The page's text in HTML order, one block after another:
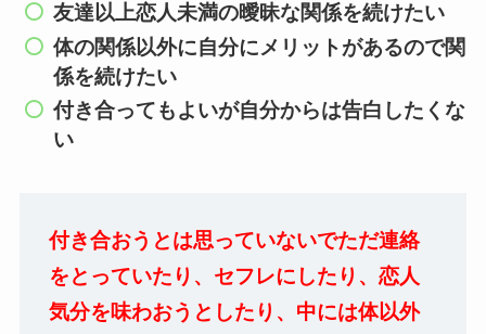
友達以上恋人未満の曖昧な関係を続けたい
体の関係以外に自分にメリットがあるので関
係を続けたい
付き合ってもよいが自分からは告白したくな
い
付き合おうとは思っていないでただ連絡
をとっていたり、セフレにしたり、恋人
気分を味わおうとしたり、中には体以外